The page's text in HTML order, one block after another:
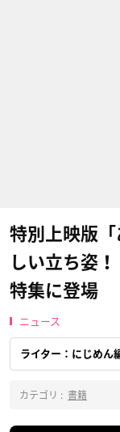
特別上映版
しい立ち姿
特集に登場
ニュース
ライター：にじめん
カテゴリ : 書籍